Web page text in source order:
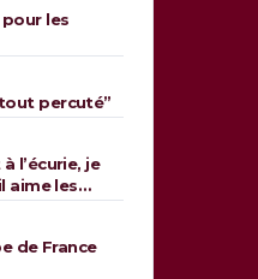
les
tout percuté”
l’écurie, je
aime les
de France